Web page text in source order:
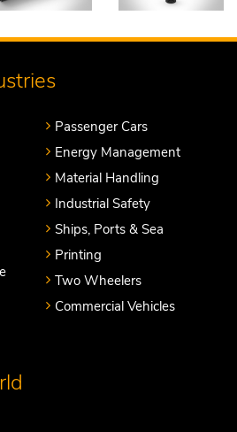
Passenger Cars
Energy Management
Material Handling
Industrial Safety
Ships, Ports & Sea
Printing
Two Wheelers
Commercial Vehicles